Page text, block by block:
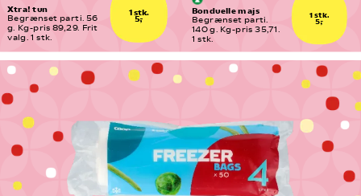
1 stk.
5,-
Xtra! tun
Begrænset parti. 56
g. Kg-pris 89,29. Frit
valg. 1 stk.
1 stk.
5,-
Bonduelle majs
Begrænset parti.
140 g. Kg-pris 35,71.
1 stk.